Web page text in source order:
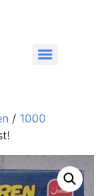
/ 1000